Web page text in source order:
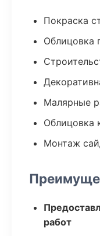
Покраска
Облицовка
Малярные
Облицовка
Монтаж
работ